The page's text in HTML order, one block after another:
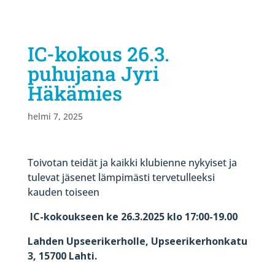
IC-kokous 26.3.
puhujana Jyri
Häkämies
helmi 7, 2025
Toivotan teidät ja kaikki klubienne nykyiset ja
tulevat jäsenet lämpimästi tervetulleeksi
kauden toiseen
IC-kokoukseen ke 26.3.2025 klo 17:00-19.00
Lahden Upseerikerholle, Upseerikerhonkatu
3, 15700 Lahti.